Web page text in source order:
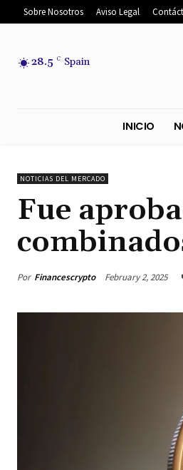
Sobre Nosotros Aviso Legal
28.5 C Spain
NOTICIAS DEL MERCADO
Fue
Por Financescrypto February 2, 2025